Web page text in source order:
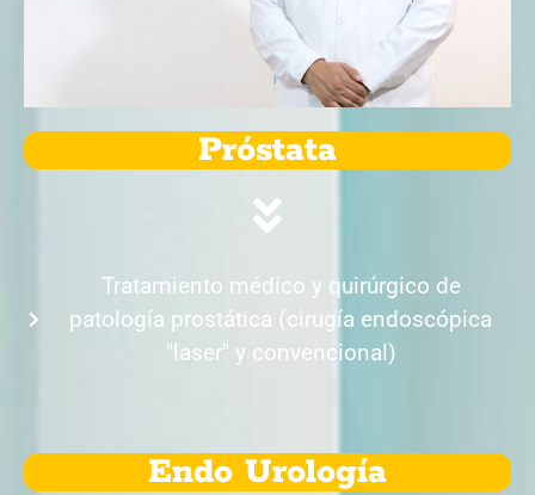
Próstata
Tratamiento médico y quirúrgico de
patología prostática (cirugía endoscópica
"laser" y convencional)
Endo Urología